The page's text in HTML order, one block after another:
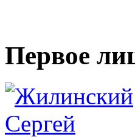
Первое